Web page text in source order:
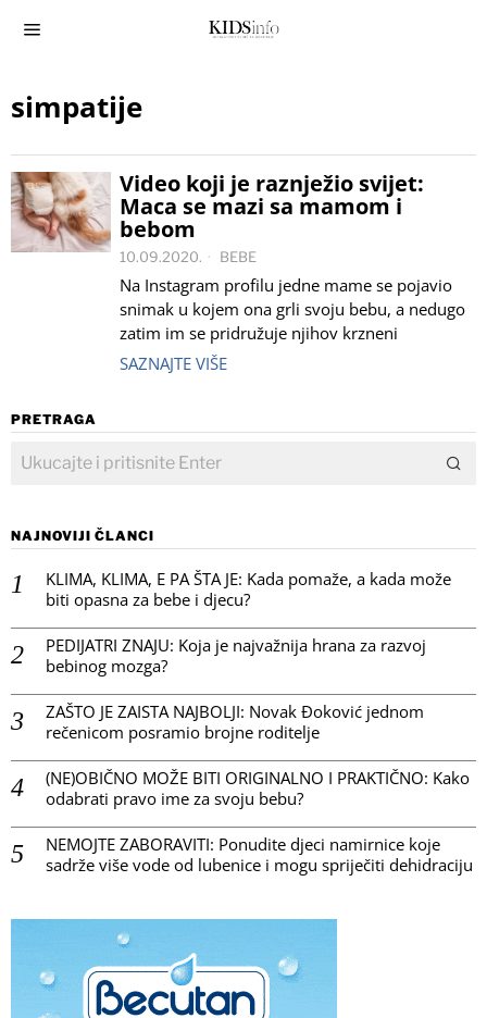
simpatije
Video koji je raznježio svijet:
Maca se mazi sa mamom i
bebom
10.09.2020. BEBE
Na Instagram profilu jedne mame se pojavio
snimak u kojem ona grli svoju bebu, a nedugo
zatim im se pridružuje njihov krzneni
SAZNAJTE VIŠE
PRETRAGA
NAJNOVIJI ČLANCI
KLIMA, KLIMA, E PA ŠTA JE: Kada pomaže, a kada može
biti opasna za bebe i djecu?
PEDIJATRI ZNAJU: Koja je najvažnija hrana za razvoj
bebinog mozga?
ZAŠTO JE ZAISTA NAJBOLJI: Novak Đoković jednom
rečenicom posramio brojne roditelje
(NE)OBIČNO MOŽE BITI ORIGINALNO I PRAKTIČNO: Kako
odabrati pravo ime za svoju bebu?
NEMOJTE ZABORAVITI: Ponudite djeci namirnice koje
sadrže više vode od lubenice i mogu spriječiti dehidraciju